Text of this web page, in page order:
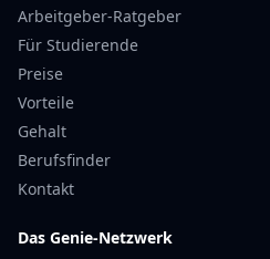
Arbeitgeber-Ratgeber
Für Studierende
Preise
Vorteile
Gehalt
Berufsfinder
Kontakt
Das Genie-Netzwerk